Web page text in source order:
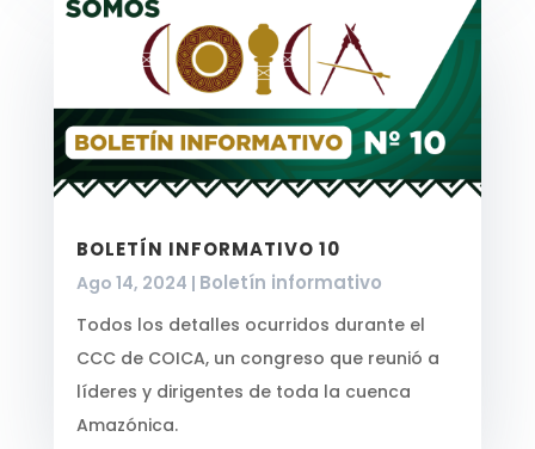
BOLETÍN INFORMATIVO 10
Ago 14, 2024 | Boletín informativo
Todos los detalles ocurridos durante el
CCC de COICA, un congreso que reunió a
líderes y dirigentes de toda la cuenca
Amazónica.